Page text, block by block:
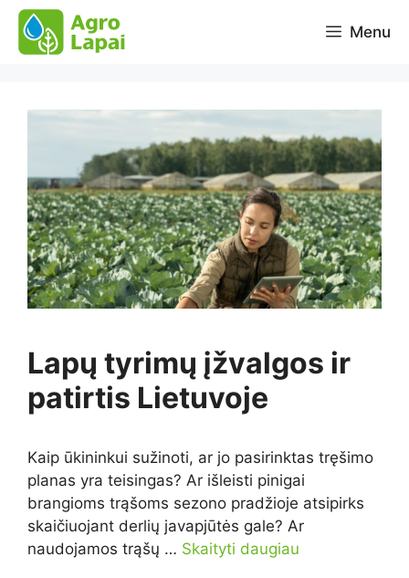
Pereiti
prie
turinio
Menu
Lapų tyrimų įžvalgos ir
patirtis Lietuvoje
Kaip ūkininkui sužinoti, ar jo pasirinktas tręšimo
planas yra teisingas? Ar išleisti pinigai
brangioms trąšoms sezono pradžioje atsipirks
skaičiuojant derlių javapjūtės gale? Ar
naudojamos trąšų … Skaityti daugiau